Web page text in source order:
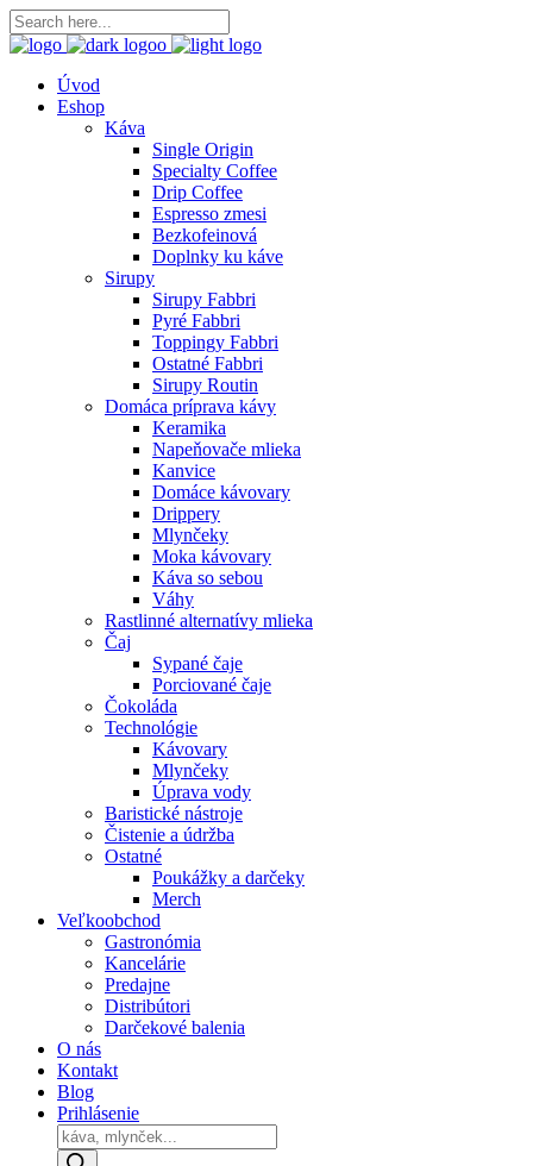
Úvod
Eshop
Káva
Single Origin
Specialty Coffee
Drip Coffee
Espresso zmesi
Bezkofeinová
Doplnky ku káve
Sirupy
Sirupy Fabbri
Pyré Fabbri
Toppingy Fabbri
Ostatné Fabbri
Sirupy Routin
Domáca príprava kávy
Keramika
Napeňovače mlieka
Kanvice
Domáce kávovary
Drippery
Mlynčeky
Moka kávovary
Káva so sebou
Váhy
Rastlinné alternatívy mlieka
Čaj
Sypané čaje
Porciované čaje
Čokoláda
Technológie
Kávovary
Mlynčeky
Úprava vody
Baristické nástroje
Čistenie a údržba
Ostatné
Poukážky a darčeky
Merch
Veľkoobchod
Gastronómia
Kancelárie
Predajne
Distribútori
Darčekové balenia
O nás
Kontakt
Blog
Prihlásenie
Products
search